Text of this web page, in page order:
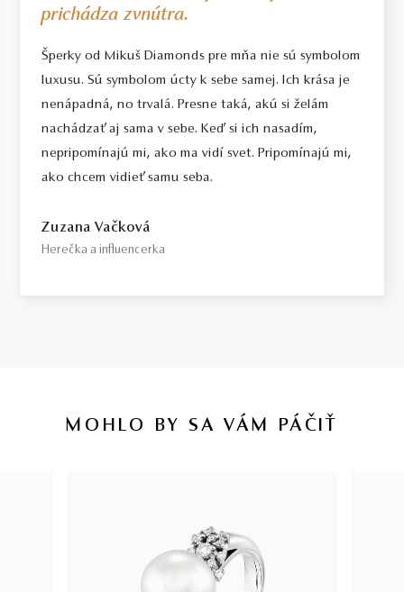
prichádza zvnútra.
Šperky od Mikuš Diamonds pre mňa nie sú symbolom
luxusu. Sú symbolom úcty k sebe samej. Ich krása je
nenápadná, no trvalá. Presne taká, akú si želám
nachádzať aj sama v sebe. Keď si ich nasadím,
nepripomínajú mi, ako ma vidí svet. Pripomínajú mi,
ako chcem vidieť samu seba.
Zuzana Vačková
Herečka a influencerka
MOHLO BY SA VÁM PÁČIŤ